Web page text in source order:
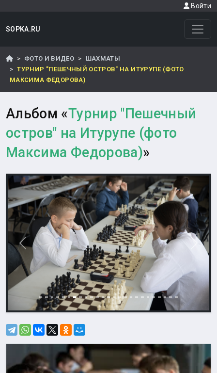
Войти
SOPKA.RU
ФОТО И ВИДЕО
ШАХМАТЫ
ТУРНИР "ПЕШЕЧНЫЙ ОСТРОВ" НА ИТУРУПЕ (ФОТО
МАКСИМА ФЕДОРОВА)
Альбом «Турнир "Пешечный
остров" на Итурупе (фото
Максима Федорова)»
Назад